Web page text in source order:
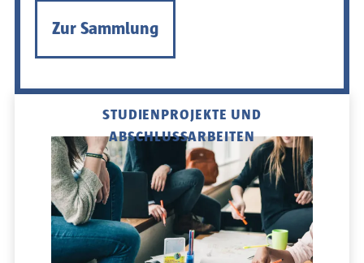
Zur Sammlung
STUDIENPROJEKTE UND
ABSCHLUSSARBEITEN